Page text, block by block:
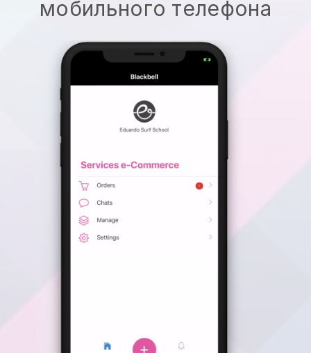
мобильного телефона